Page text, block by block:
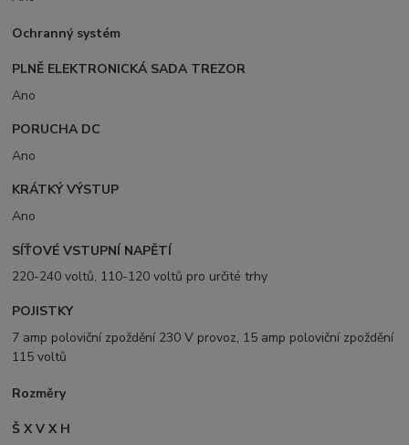
Ochranný systém
PLNĚ ELEKTRONICKÁ SADA TREZOR
Ano
PORUCHA DC
Ano
KRÁTKÝ VÝSTUP
Ano
SÍŤOVÉ VSTUPNÍ NAPĚTÍ
220-240 voltů, 110-120 voltů pro určité trhy
POJISTKY
7 amp poloviční zpoždění 230 V provoz, 15 amp poloviční zpoždění
115 voltů
Rozměry
Š X V X H